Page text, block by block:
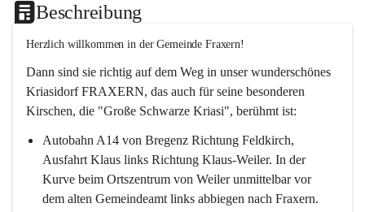
Beschreibung
Herzlich willkommen in der Gemeinde Fraxern!
Dann sind sie richtig auf dem Weg in unser wunderschönes
Kriasidorf FRAXERN, das auch für seine besonderen
Kirschen, die "Große Schwarze Kriasi", berühmt ist:
Autobahn A14 von Bregenz Richtung Feldkirch,
Ausfahrt Klaus links Richtung Klaus-Weiler. In der
Kurve beim Ortszentrum von Weiler unmittelbar vor
dem alten Gemeindeamt links abbiegen nach Fraxern.